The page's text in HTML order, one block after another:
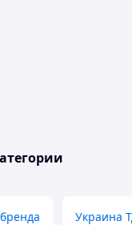
Украина